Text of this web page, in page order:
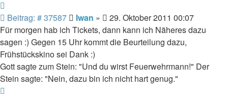
Beitrag: # 37587Beitrag
Iwan »
29. Oktober 2011 00:07
Für morgen hab ich Tickets, dann kann ich Näheres dazu
sagen :) Gegen 15 Uhr kommt die Beurteilung dazu,
Frühstückskino sei Dank :)
Gott sagte zum Stein: "Und du wirst Feuerwehrmann!" Der
Stein sagte: "Nein, dazu bin ich nicht hart genug."